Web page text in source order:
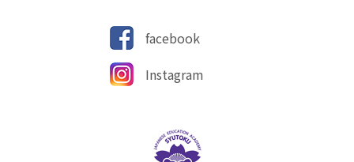
facebook
Instagram